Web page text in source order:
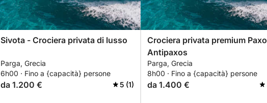
Sivota - Crociera privata di lusso
Parga, Grecia
6h00 · Fino a {capacità} persone
da 1.200 € 5 (1)
Crociera privata premium
Antipaxos
Parga, Grecia
8h00 · Fino a {capacità} persone
da 1.400 €